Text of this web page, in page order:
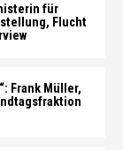
für
Flucht
Frank Müller,